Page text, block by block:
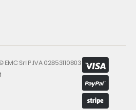
EMC Srl P.IVA 02853110803